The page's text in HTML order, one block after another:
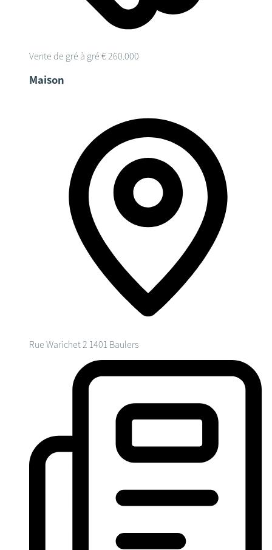
Vente de gré à gré € 260.000
Maison
Rue Warichet 2 1401 Baulers